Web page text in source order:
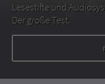
Lesestifte und
Der große Test.